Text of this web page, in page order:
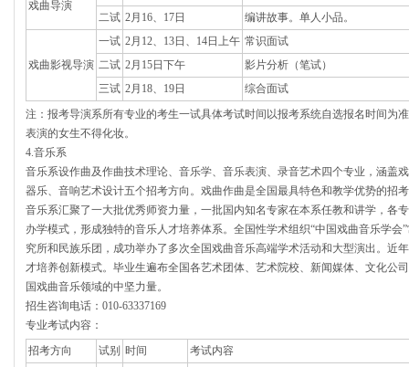
戏曲导演
二试 2月16、17日 编讲故事。单人小品。
戏曲影视导演
一试 2月12、13日、14日上午 常识面试
二试 2月15日下午
影片分析（笔试）
三试 2月18、19日
综合面试
注：报考导演系所有专业的考生一试具体考试时间以报考系统自选报名时间为
表演的女生不得化妆。
4.音乐系
音乐系设作曲及作曲技术理论、音乐学、音乐表演、录音艺术四个专业，涵盖
器乐、音响艺术设计五个招考方向。戏曲作曲是全国最具特色和教学优势的招
音乐系汇聚了一大批优秀师资力量，一批国内知名专家在本系任教和讲学，各
办学模式，形成独特的音乐人才培养体系。全国性学术组织“中国戏曲音乐学会
究所和民族乐团，成功举办了多次全国戏曲音乐高端学术活动和大型演出。近
才培养创新模式。毕业生遍布全国各艺术团体、艺术院校、新闻媒体、文化公
国戏曲音乐领域的中坚力量。
招生咨询电话：010-63337169
专业考试内容：
招考方向
试别 时间 考试内容